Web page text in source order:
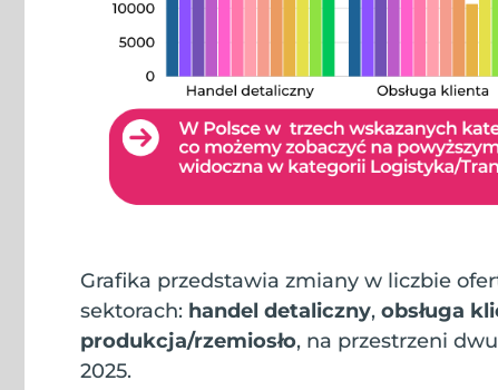
Grafika przedstawia zmiany w liczbie
sektorach: handel detaliczny, obsługa
produkcja/rzemiosło, na przestrzeni
2025.